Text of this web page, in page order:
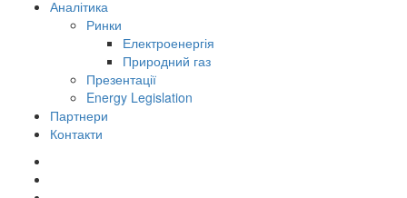
Аналітика
Ринки
Електроенергія
Природний газ
Презентації
Energy Legislation
Партнери
Контакти